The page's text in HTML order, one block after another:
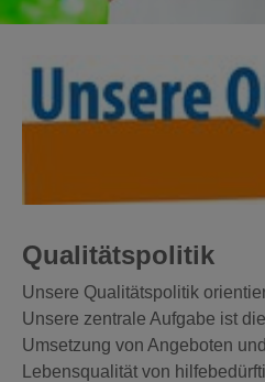
Qualitätspolitik
Unsere Qualitätspolitik
Unsere zentrale Aufgabe ist
Umsetzung von Angeboten
Lebensqualität von